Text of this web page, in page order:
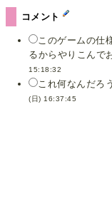
コメント
このゲームの仕
るからやりこんで
15:18:32
これ何なんだろ
(日) 16:37:45